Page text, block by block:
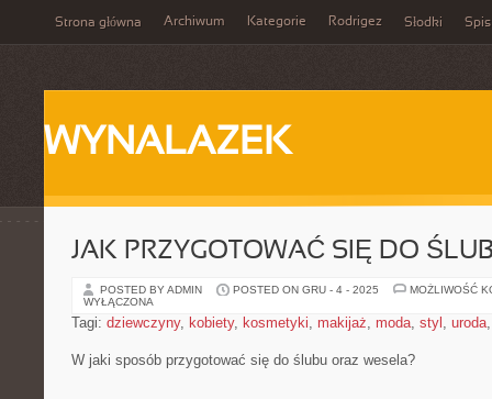
Strona główna Archiwum Kategorie Rodrigez Słodki Spis
WYNALAZEK
JAK PRZYGOTOWAĆ SIĘ DO
POSTED BY ADMIN POSTED ON GRU - 4 - 2025
MOŻLIWOŚĆ
WYŁĄCZONA
Tagi: dziewczyny, kobiety, kosmetyki, makijaż, moda, styl , uroda
W jaki sposób przygotować się do ślubu oraz wesela?